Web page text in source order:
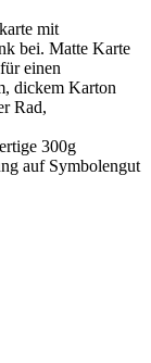
mit
bei. Matte Karte
einen
dickem Karton
Rad,
300g
auf Symbolengut